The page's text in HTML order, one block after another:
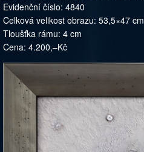
Evidenční číslo: 4840
Celková velikost obrazu: 53,5×47 cm
Tloušťka rámu: 4 cm
Cena: 4.200,–Kč